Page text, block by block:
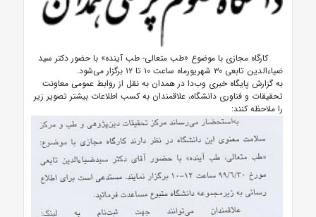
کارگاه مجازی با موضوع «طب متعالی- طب آینده» با حضور دکتر سید
ضیاء‌الدین تابعی ۳۰ شهریورماه ساعت ۱۰ تا ۱۲ برگزار می‌شود.
به گزارش پایگاه خبری وب‌دا در همدان به نقل از روابط عمومی معاونت
تحقیقات و فناوری دانشگاه، علاقمندان به کسب اطلاعات بیشتر تصویر زیر
را ملاحظه کنند: